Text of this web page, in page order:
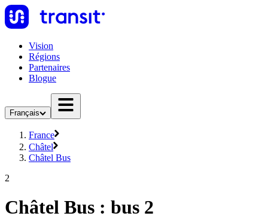
Vision
Régions
Partenaires
Blogue
Français
France
Châtel
Châtel Bus
2
Châtel Bus : bus 2